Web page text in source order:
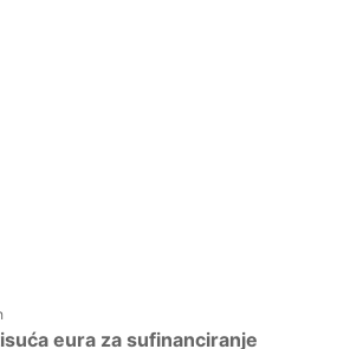
eura za sufinanciranje